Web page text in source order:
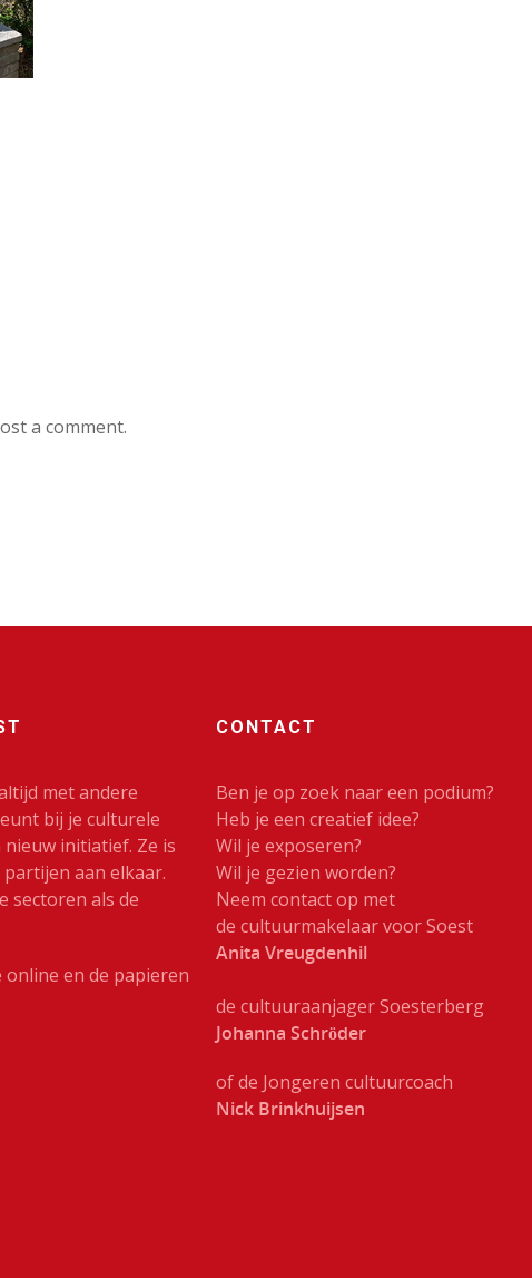
a comment.
met andere
bij je culturele
initiatief. Ze is
aan elkaar.
sectoren als de
en de papieren
CONTACT
Ben je op zoek naar een podium?
Heb je een creatief idee?
Wil je exposeren?
Wil je gezien worden?
Neem contact op met
de cultuurmakelaar voor Soest
Anita Vreugdenhil
de cultuuraanjager Soesterberg
Johanna Schröder
of de Jongeren cultuurcoach
Nick Brinkhuijsen